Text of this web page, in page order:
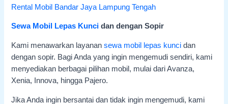
Rental Mobil Bandar Jaya Lampung Tengah
Sewa Mobil Lepas Kunci dan dengan Sopir
Kami menawarkan layanansewa mobil lepas kunci dan
dengan sopir. Bagi Anda yang ingin mengemudi sendiri, kami
menyediakan berbagai pilihan mobil, mulai dari Avanza,
Xenia, Innova, hingga Pajero.
Jika Anda ingin bersantai dan tidak ingin mengemudi, kami